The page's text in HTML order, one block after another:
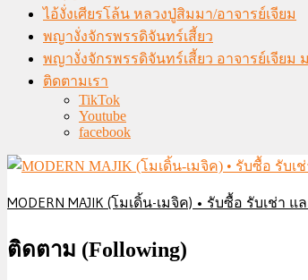
ไอ้งั่งเศียรโล้น หลวงปู่สิมมา/อาจารย์เจียม
พญางั่งจักรพรรดิจันทร์เสี้ยว
พญางั่งจักรพรรดิจันทร์เสี้ยว อาจารย์เจียม
ติดตามเรา
TikTok
Youtube
facebook
MODERN MAJIK (โมเดิ้น-เมจิค) • รับซื้อ รับเช่า
ติดตาม (Following)